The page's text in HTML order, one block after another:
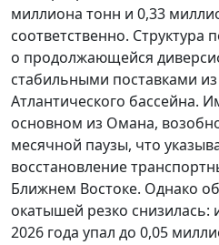
миллиона тонн и 0,33
соответственно. Структура
о продолжающейся
стабильными поставками
Атлантического бассейна.
основном из Омана,
месячной паузы, что
восстановление
Ближнем Востоке. Однако
окатышей резко
2026 года упал до 0,05